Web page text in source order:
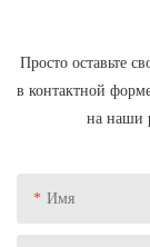
Просто оставьте
в контактной
на наши
Имя